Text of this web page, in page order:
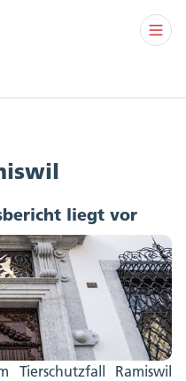
liegt vor
Tierschutzfall Ramiswil